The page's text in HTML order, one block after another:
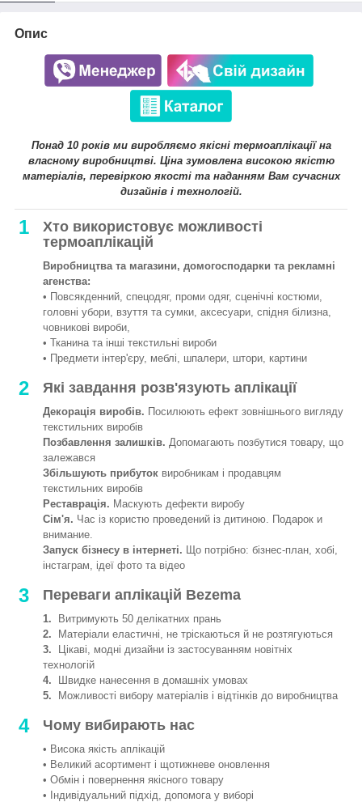
Опис
Понад 10 років ми виробляємо якісні термоаплікації на
власному виробництві. Ціна зумовлена високою якістю
матеріалів, перевіркою якості та наданням Вам сучасних
дизайнів і технологій.
1
Хто використовує можливості
термоаплікацій
Виробництва та магазини, домогосподарки та рекламні
агенства:
• Повсякденний, спецодяг, проми одяг, сценічні костюми,
головні убори, взуття та сумки, аксесуари, спідня білизна,
човникові вироби,
• Тканина та інші текстильні вироби
• Предмети інтер'єру, меблі, шпалери, штори, картини
2 Які завдання розв'язують аплікації
Декорація виробів. Посилюють ефект зовнішнього вигляду
текстильних виробів
Позбавлення залишків. Допомагають позбутися товару, що
залежався
Збільшують прибуток виробникам і продавцям
текстильних виробів
Реставрація. Маскують дефекти виробу
Сім'я. Час із користю проведений із дитиною. Подарок и
внимание.
Запуск бізнесу в інтернеті. Що потрібно: бізнес-план, хобі,
інстаграм, ідеї фото та відео
3 Переваги аплікацій Bezema
1. Витримують 50 делікатних прань
2. Матеріали еластичні, не тріскаються й не розтягуються
3. Цікаві, модні дизайни із застосуванням новітніх
технологій
4. Швидке нанесення в домашніх умовах
5. Можливості вибору матеріалів і відтінків до виробництва
4 Чому вибирають нас
• Висока якість аплікацій
• Великий асортимент і щотижневе оновлення
• Обмін і повернення якісного товару
• Індивідуальний підхід, допомога у виборі